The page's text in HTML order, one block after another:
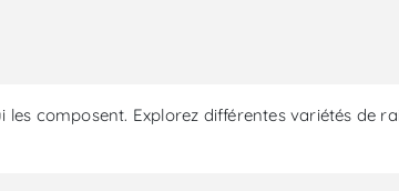
composent. Explorez différentes variétés de